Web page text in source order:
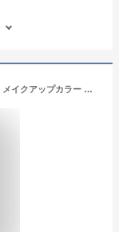
【1点限り！令和お試し価格】ビューティーン メイクアップカラー ワイルドレッド 145g ヘアカラー剤